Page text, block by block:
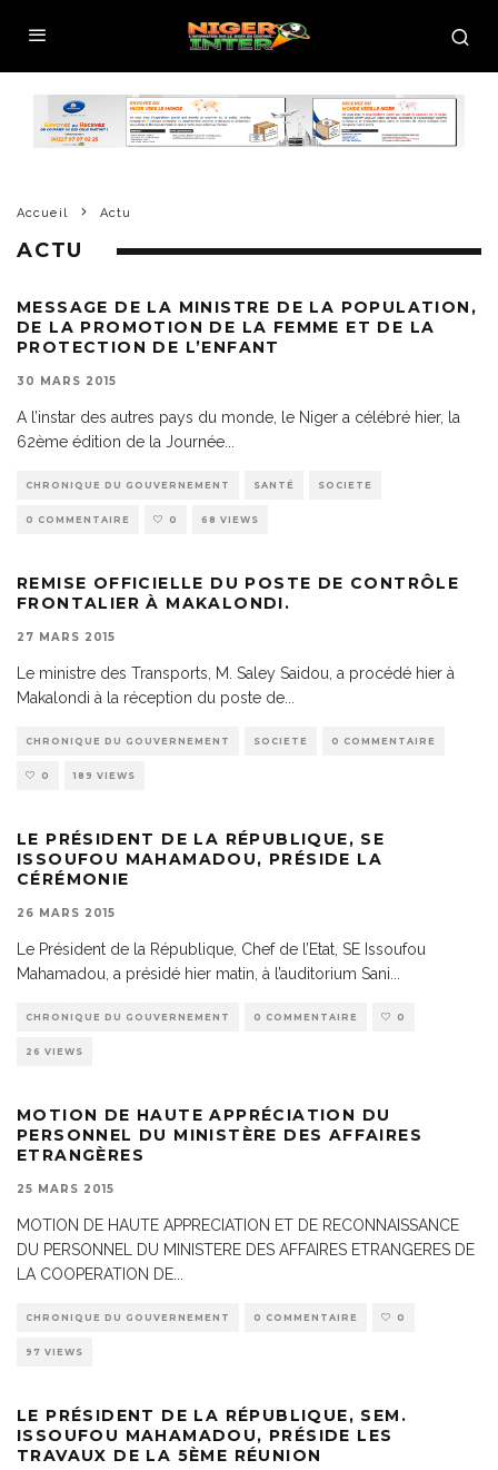
Accueil Actu
ACTU
MESSAGE DE LA MINISTRE DE LA POPULATION,
DE LA PROMOTION DE LA FEMME ET DE LA
PROTECTION DE L’ENFANT
30 MARS 2015
A l’instar des autres pays du monde, le Niger a célébré hier, la
62ème édition de la Journée
CHRONIQUE DU GOUVERNEMENT SANTÉ SOCIETE
0 COMMENTAIRE 0 68 VIEWS
REMISE OFFICIELLE DU POSTE DE CONTRÔLE
FRONTALIER À MAKALONDI.
27 MARS 2015
Le ministre des Transports, M. Saley Saidou, a procédé hier à
Makalondi à la réception du poste de
CHRONIQUE DU GOUVERNEMENT SOCIETE 0 COMMENTAIRE
0 189 VIEWS
LE PRÉSIDENT DE LA RÉPUBLIQUE, SE
ISSOUFOU MAHAMADOU, PRÉSIDE LA
CÉRÉMONIE
26 MARS 2015
Le Président de la République, Chef de l’Etat, SE Issoufou
Mahamadou, a présidé hier matin, à l’auditorium Sani
CHRONIQUE DU GOUVERNEMENT 0 COMMENTAIRE 0
26 VIEWS
MOTION DE HAUTE APPRÉCIATION DU
PERSONNEL DU MINISTÈRE DES AFFAIRES
ETRANGÈRES
25 MARS 2015
MOTION DE HAUTE APPRECIATION ET DE RECONNAISSANCE
DU PERSONNEL DU MINISTERE DES AFFAIRES ETRANGERES DE
LA COOPERATION DE
CHRONIQUE DU GOUVERNEMENT 0 COMMENTAIRE 0
97 VIEWS
LE PRÉSIDENT DE LA RÉPUBLIQUE, SEM.
ISSOUFOU MAHAMADOU, PRÉSIDE LES
TRAVAUX DE LA 5ÈME RÉUNION